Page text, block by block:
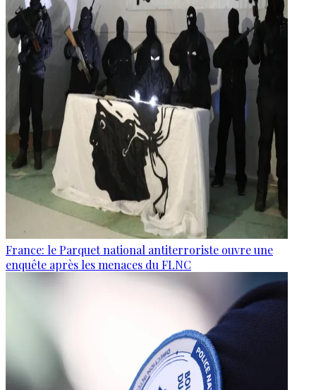
France: le Parquet national antiterroriste ouvre une
enquête après les menaces du FLNC